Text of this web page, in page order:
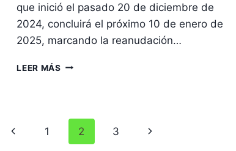
que inició el pasado 20 de diciembre de
2024, concluirá el próximo 10 de enero de
2025, marcando la reanudación…
LEER MÁS TERMINACIÓN
COLOMBIA:
Navegación
Página
1 2 3
Siguiente